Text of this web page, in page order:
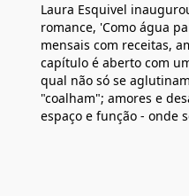
Laura Esquivel
romance, 'Como água
mensais com receitas,
capítulo é aberto com
qual não só se
"coalham"; amores e
espaço e função - onde